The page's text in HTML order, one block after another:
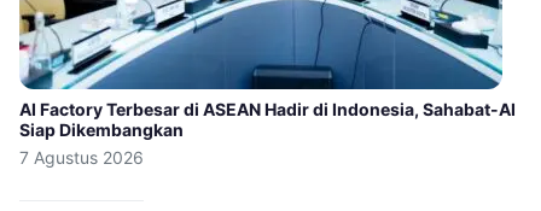
AI Factory Terbesar di ASEAN Hadir di Indonesia, Sahabat-AI
Siap Dikembangkan
7 Agustus 2026